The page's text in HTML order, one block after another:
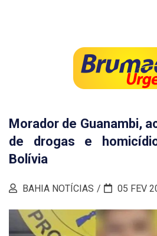
Morador de Guanambi,
de drogas e
Bolívia
BAHIA NOTÍCIAS 05 FEV